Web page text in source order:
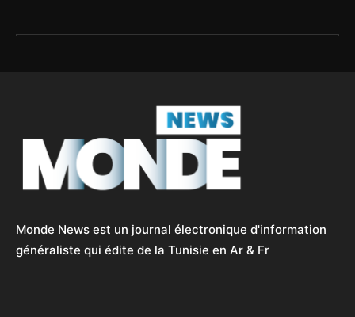
Monde News est un journal électronique d'information
généraliste qui édite de la Tunisie en Ar & Fr